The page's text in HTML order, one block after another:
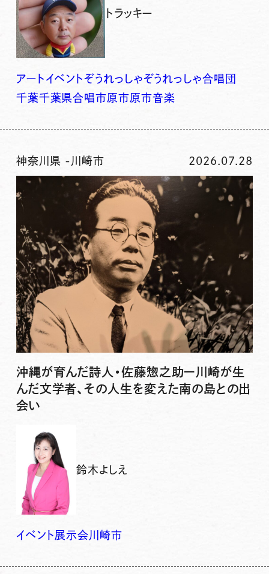
トラッキー
アート イベントぞうれっしゃぞうれっしゃ合唱団
千葉千葉県合唱市原市原市音楽
神奈川県 - 川崎市 2026.07.28
沖縄が育んだ詩人・佐藤惣之助ー川崎が生
んだ文学者、その人生を変えた南の島との出
会い
鈴木よしえ
イベント展示会川崎市